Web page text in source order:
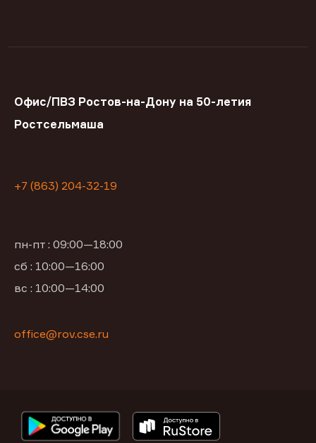
Офис/ПВЗ Ростов-на-Дону на 50-летия
Ростсельмаша
+7 (863) 204-32-19
пн-пт : 09:00—18:00
сб : 10:00—16:00
вс : 10:00—14:00
office@rov.cse.ru